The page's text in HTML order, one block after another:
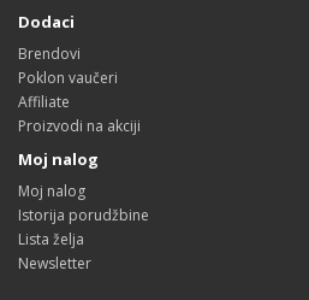
Dodaci
Brendovi
Poklon vaučeri
Affiliate
Proizvodi na akciji
Moj nalog
Moj nalog
Istorija porudžbine
Lista želja
Newsletter